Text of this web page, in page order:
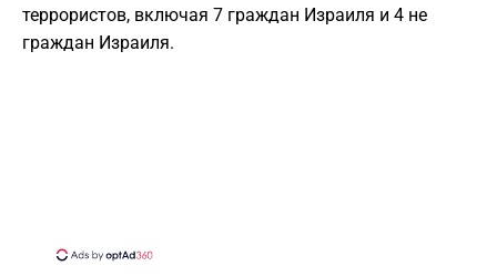
террористов, включая 7 граждан Израиля и 4 не
граждан Израиля.